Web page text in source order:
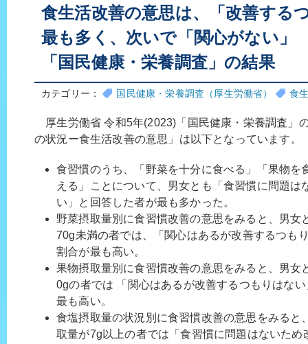
食生活改善の意思は、「改善する
最も多く、次いで「関心がない」
「国民健康・栄養調査」の結果
カテゴリー： 国民健康・栄養調査（厚生労働省） 食
厚生労働省 令和5年(2023)「国民健康・栄養調査」
の状況ー食生活改善の意思」は以下となっています。
食習慣のうち、「野菜を十分に食べる」「果物を
える」ことについて、男女とも「食習慣に問題は
い」と回答した者が最も多かった。
野菜摂取量別に食習慣改善の意思をみると、男女
70g未満の者では、「関心はあるが改善するつも
割合が最も高い。
果物摂取量別に食習慣改善の意思をみると、男女
0gの者では 「関心はあるが改善するつもりはな
最も高い。
食塩摂取量の状況別に食習慣改善の意思をみると
取量が7g以上の者では「食習慣に問題はないため